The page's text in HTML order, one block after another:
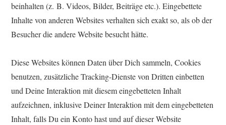
beinhalten (z. B. Videos, Bilder, Beiträge etc.). Eingebettete
Inhalte von anderen Websites verhalten sich exakt so, als ob der
Besucher die andere Website besucht hätte.
Diese Websites können Daten über Dich sammeln, Cookies
benutzen, zusätzliche Tracking-Dienste von Dritten einbetten
und Deine Interaktion mit diesem eingebetteten Inhalt
aufzeichnen, inklusive Deiner Interaktion mit dem eingebetteten
Inhalt, falls Du ein Konto hast und auf dieser Website